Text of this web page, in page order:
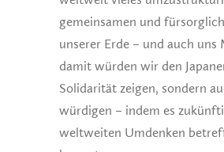
gemeinsamen und
unserer Erde – und auch uns
damit würden wir den
Solidarität zeigen, sondern
würdigen – indem es
weltweiten Umdenken